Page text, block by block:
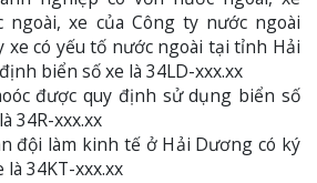
ngoài, xe của Công ty nước ngoài
có yếu tố nước ngoài tại tỉnh Hải
biển số xe là 34LD-xxx.xx
được quy định sử dụng biển số
34R-xxx.xx
đội làm kinh tế ở Hải Dương có ký
là 34KT-xxx.xx